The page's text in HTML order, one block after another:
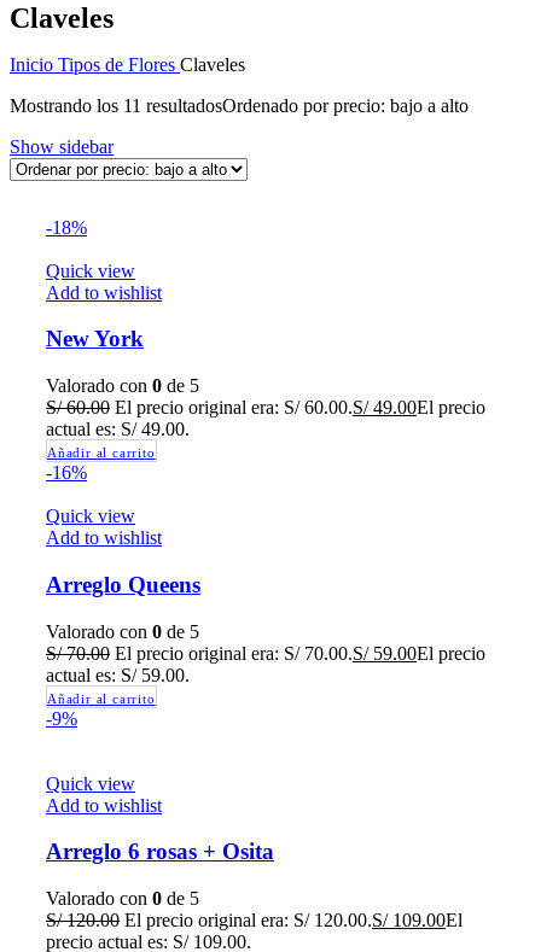
Claveles
Inicio Tipos de Flores Claveles
Mostrando los 11 resultadosOrdenado por precio: bajo a alto
Show sidebar
-18%
Quick view
Add to wishlist
New York
Valorado con 0 de 5
S/60.00 El precio original era: S/ 60.00.S/49.00El precio
actual es: S/ 49.00.
Añadir al carrito
-16%
Quick view
Add to wishlist
Arreglo Queens
Valorado con 0 de 5
S/70.00 El precio original era: S/ 70.00.S/59.00El precio
actual es: S/ 59.00.
Añadir al carrito
-9%
Quick view
Add to wishlist
Arreglo 6 rosas + Osita
Valorado con 0 de 5
S/120.00 El precio original era: S/ 120.00.S/109.00El
precio actual es: S/ 109.00.